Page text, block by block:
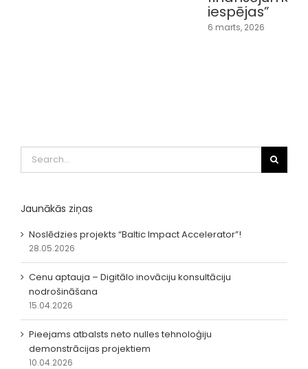
iespējas”
6 marts, 2026
Search
Jaunākās ziņas
Noslēdzies projekts “Baltic Impact Accelerator”!
28.05.2026
Cenu aptauja – Digitālo inovāciju konsultāciju
nodrošināšana
15.04.2026
Pieejams atbalsts neto nulles tehnoloģiju
demonstrācijas projektiem
10.04.2026